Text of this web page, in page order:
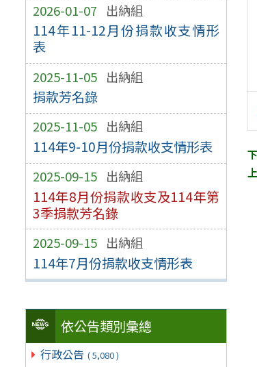
2026-01-07 出納組
114年11-12月份捐款收支情形
表
2025-11-05 出納組
捐款芳名錄
2025-11-05 出納組
114年9-10月份捐款收支情形表
2025-09-15 出納組
114年8月份捐款收支及114年第
3季捐款芳名錄
2025-09-15 出納組
114年7月份捐款收支情形表
依公告類別彙總
行政公告 ( 5,080 )